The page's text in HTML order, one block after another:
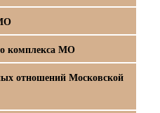
комплекса МО
отношений Московской